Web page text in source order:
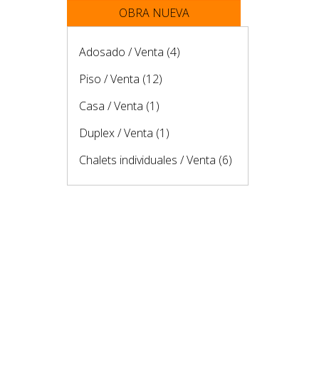
OBRA NUEVA
Adosado / Venta (4)
Piso / Venta (12)
Casa / Venta (1)
Duplex / Venta (1)
Chalets individuales / Venta (6)